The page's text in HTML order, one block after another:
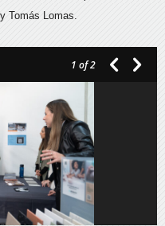
Tomás Lomas.
1 of 2